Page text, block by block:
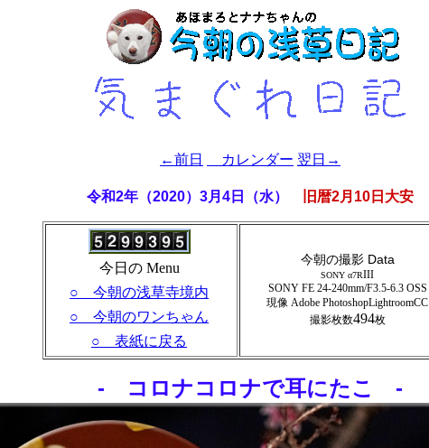
←前日 カレンダー 翌日→
令和2年（2020）3月4日（水） 旧暦2月10日大安
今日の Menu
○ 今朝の浅草寺境内
○ 今朝のワンちゃん
○ 表紙に戻る
今朝の撮影 Data
SONY α7RIII
SONY FE 24-240mm/F3.5-6.3 OSS
現像 Adobe PhotoshopLightroomCC
撮影枚数494枚
- コロナコロナで耳にたこ -